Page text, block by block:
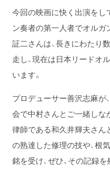
今回の映画に快く出演を
ン奏者の第一人者でオル
証二さんは、長きにわたり
走し、現在は日本リードオ
います。
プロデューサー善沢志麻が
会で中村さんとご一緒しな
律師である和久井輝夫さん
の熟達した修理の技や、根
銘を受け、ぜひ、その記録